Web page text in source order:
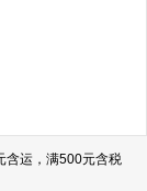
运，满500元含税